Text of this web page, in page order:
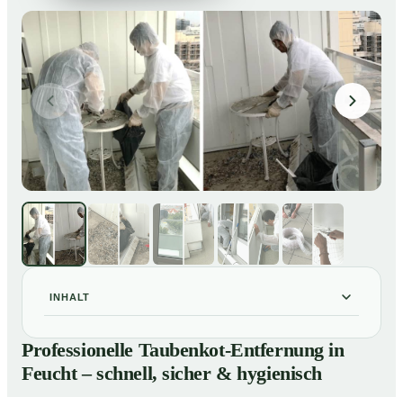
INHALT
01 Professionelle Taubenkot-Entfernung in Feucht –
schnell, sicher & hygienisch
Warum professionelle Taubenkot-Entfernung in Feucht
Professionelle Taubenkot-Entfernung in
Feucht – schnell, sicher & hygienisch